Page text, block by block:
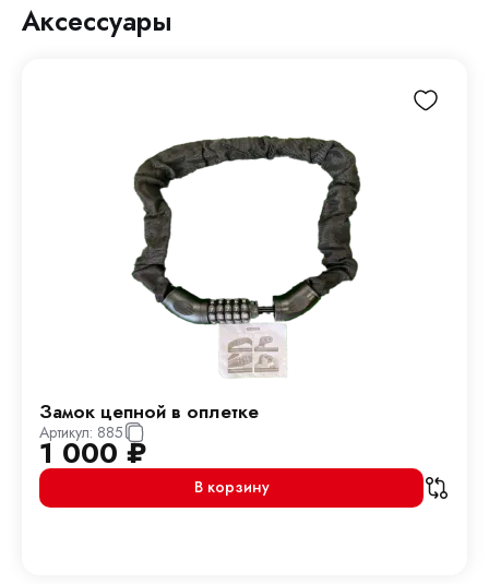
Аксессуары
Замок цепной в оплетке
Артикул: 885
1 000₽
В корзину